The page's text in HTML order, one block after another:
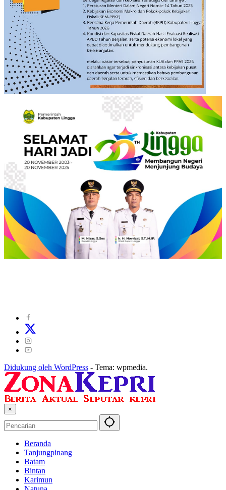
Didukung oleh WordPress - Tema: wpmedia.
×
Beranda
Tanjungpinang
Batam
Bintan
Karimun